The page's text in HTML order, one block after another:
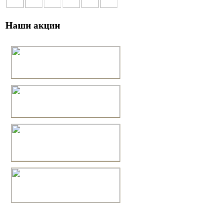
Наши акции